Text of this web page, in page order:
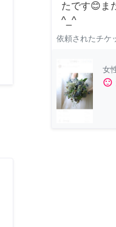
たです😊ま
^_^
依頼されたチケ
女
sentiment_satisfied